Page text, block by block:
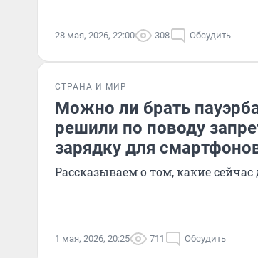
28 мая, 2026, 22:00 308 Обсудить
СТРАНА И МИР
Можно ли брать
решили по поводу
зарядку для
Рассказываем о том, какие
1 мая, 2026, 20:25 711 Обсудить